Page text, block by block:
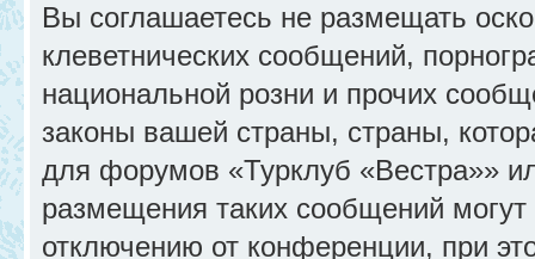
Вы соглашаетесь не размещать
клеветнических сообщений,
национальной розни и прочих
законы вашей страны, страны,
для форумов «Турклуб «Вестра»»
размещения таких сообщений
отключению от конференции, при